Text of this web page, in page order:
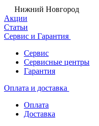
Нижний Новгород
Акции
Статьи
Сервис и Гарантия
Сервис
Сервисные центры
Гарантия
Оплата и доставка
Оплата
Доставка